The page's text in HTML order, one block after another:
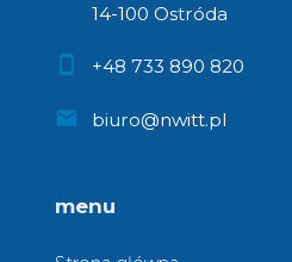
14-100 Ostróda
+48 733 890 820
biuro@nwitt.pl
menu